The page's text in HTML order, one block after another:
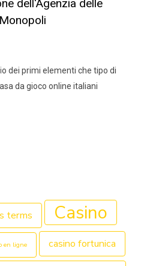
dell'Agenzia delle
dei primi elementi che tipo di
da gioco online italiani
terms Casino
en ligne casino fortunica